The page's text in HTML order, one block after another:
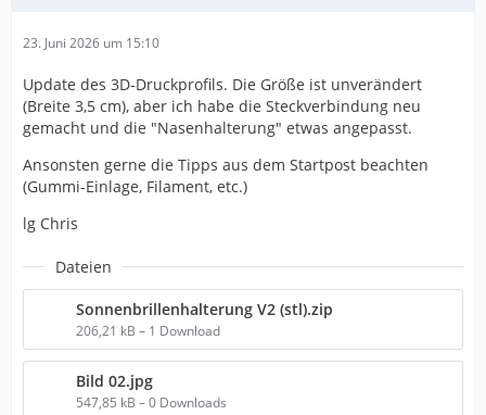
23. Juni 2026 um 15:10
Update des 3D-Druckprofils. Die Größe ist unverändert
(Breite 3,5 cm), aber ich habe die Steckverbindung neu
gemacht und die "Nasenhalterung" etwas angepasst.
Ansonsten gerne die Tipps aus dem Startpost beachten
(Gummi-Einlage, Filament, etc.)
lg Chris
Dateien
Sonnenbrillenhalterung V2 (stl).zip
206,21 kB – 1 Download
Bild 02.jpg
547,85 kB – 0 Downloads